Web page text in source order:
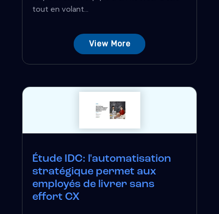
tout en volant...
View More
Étude IDC: l'automatisation
stratégique permet aux
employés de livrer sans
effort CX